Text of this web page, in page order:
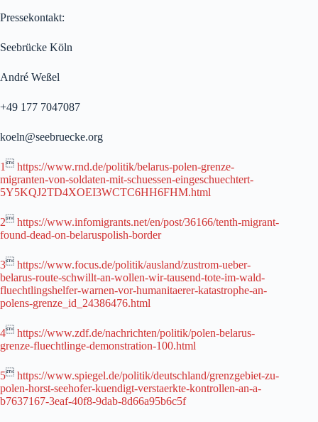
Pressekontakt:
Seebrücke Köln
André Weßel
+49 177 7047087
koeln@seebruecke.org
1  https://www.rnd.de/politik/belarus-polen-grenze-
migranten-von-soldaten-mit-schuessen-eingeschuechtert-
5Y5KQJ2TD4XOEI3WCTC6HH6FHM.html
2 https://www.infomigrants.net/en/post/36166/tenth-migrant-
found-dead-on-belaruspolish-border
3 https://www.focus.de/politik/ausland/zustrom-ueber-
belarus-route-schwillt-an-wollen-wir-tausend-tote-im-wald-
fluechtlingshelfer-warnen-vor-humanitaerer-katastrophe-an-
polens-grenze_id_24386476.html
4 https://www.zdf.de/nachrichten/politik/polen-belarus-
grenze-fluechtlinge-demonstration-100.html
5 https://www.spiegel.de/politik/deutschland/grenzgebiet-zu-
polen-horst-seehofer-kuendigt-verstaerkte-kontrollen-an-a-
b7637167-3eaf-40f8-9dab-8d66a95b6c5f